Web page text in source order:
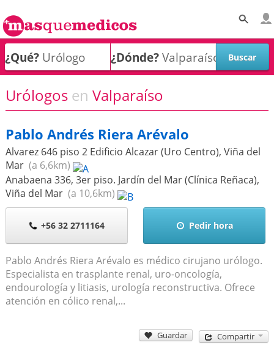
¿Qué? ¿Dónde?
Urólogos en Valparaíso
Pablo Andrés Riera Arévalo
Alvarez 646 piso 2 Edificio Alcazar (Uro Centro), Viña del
Mar(a 6,6km)
Anabaena 336, 3er piso. Jardín del Mar (Clínica Reñaca),
Viña del Mar(a 10,6km)
+56 32 2711164 Pedir hora
Pablo Andrés Riera Arévalo es médico cirujano urólogo.
Especialista en trasplante renal, uro-oncología,
endourología y litiasis, urología reconstructiva. Ofrece
atención en cólico renal,...
Guardar Compartir